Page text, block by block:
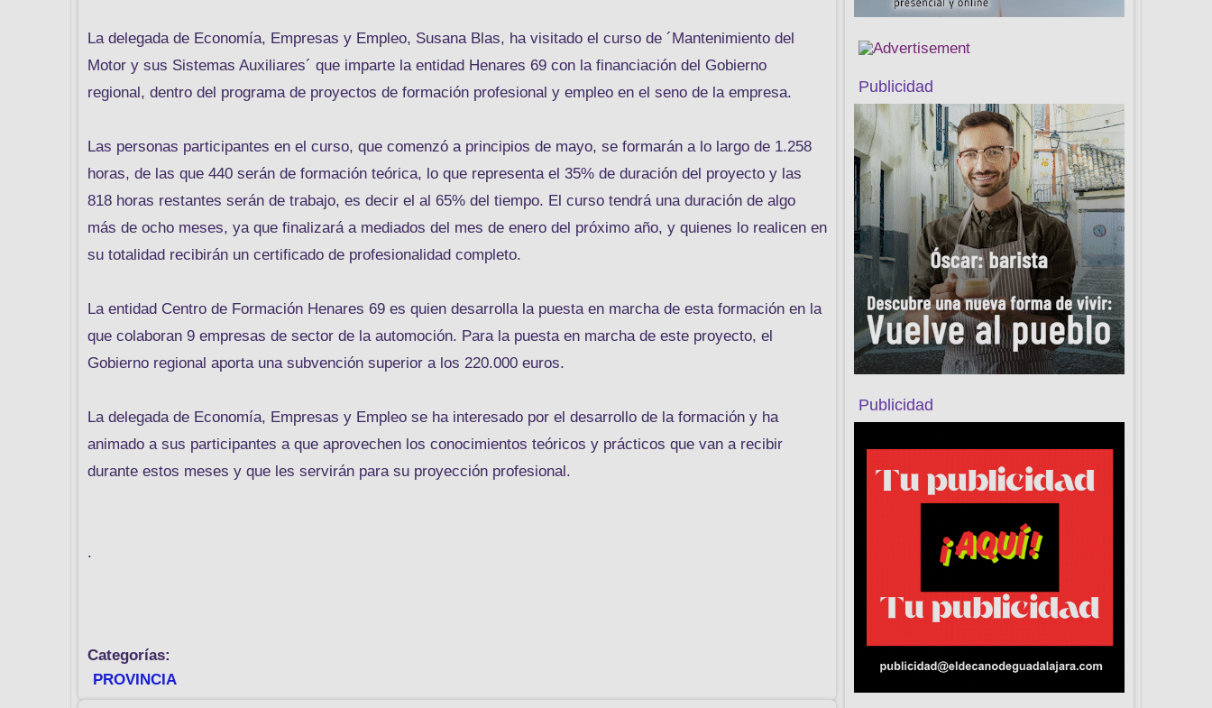
La delegada de Economía, Empresas y Empleo, Susana Blas, ha visitado el curso de ´Mantenimiento del
Motor y sus Sistemas Auxiliares´ que imparte la entidad Henares 69 con la financiación del Gobierno
regional, dentro del programa de proyectos de formación profesional y empleo en el seno de la empresa.
Las personas participantes en el curso, que comenzó a principios de mayo, se formarán a lo largo de 1.258
horas, de las que 440 serán de formación teórica, lo que representa el 35% de duración del proyecto y las
818 horas restantes serán de trabajo, es decir el al 65% del tiempo. El curso tendrá una duración de algo
más de ocho meses, ya que finalizará a mediados del mes de enero del próximo año, y quienes lo realicen en
su totalidad recibirán un certificado de profesionalidad completo.
La entidad Centro de Formación Henares 69 es quien desarrolla la puesta en marcha de esta formación en la
que colaboran 9 empresas de sector de la automoción. Para la puesta en marcha de este proyecto, el
Gobierno regional aporta una subvención superior a los 220.000 euros.
La delegada de Economía, Empresas y Empleo se ha interesado por el desarrollo de la formación y ha
animado a sus participantes a que aprovechen los conocimientos teóricos y prácticos que van a recibir
durante estos meses y que les servirán para su proyección profesional.
.
Categorías:
PROVINCIA
Publicidad
Publicidad